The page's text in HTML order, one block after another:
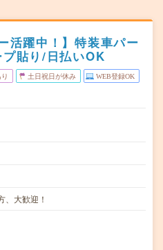
活躍中！】特装車パー
貼り/日払いOK
土日祝日が休み WEB登録OK
、大歓迎！